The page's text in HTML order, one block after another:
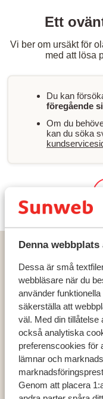
Denna
Dessa är små
webbläsare när du
använder
säkerställa att
väl. Med din tillåtelse
också analytiska
preferenscookies för
lämnar och
Genom att placera
Ett
Vi ber om ursäkt för
med att lösa
Du kan
föregående
Om du
kan du söka
Hem Solresor
Aggello Boutique Hotel